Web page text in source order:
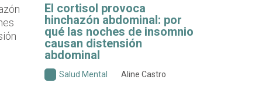
El cortisol provoca
hinchazón abdominal: por
qué las noches de insomnio
causan distensión
abdominal
Salud Mental Aline Castro